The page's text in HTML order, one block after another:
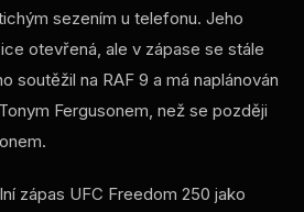
sezením u telefonu. Jeho
otevřená, ale v zápase se stále
soutěžil na RAF 9 a má naplánován
Fergusonem, než se později
zápas UFC Freedom 250 jako